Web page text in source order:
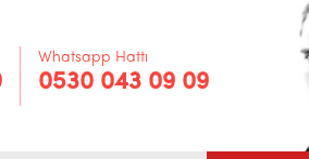
Whatsapp Hattı
0530 043 09 09